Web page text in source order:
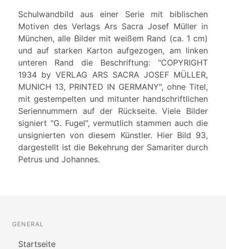
Schulwandbild aus einer Serie mit biblischen
Motiven des Verlags Ars Sacra Josef Müller in
München, alle Bilder mit weißem Rand (ca. 1 cm)
und auf starken Karton aufgezogen, am linken
unteren Rand die Beschriftung: "COPYRIGHT
1934 by VERLAG ARS SACRA JOSEF MÜLLER,
MUNICH 13, PRINTED IN GERMANY", ohne Titel,
mit gestempelten und mitunter handschriftlichen
Seriennummern auf der Rückseite. Viele Bilder
signiert "G. Fugel", vermutlich stammen auch die
unsignierten von diesem Künstler. Hier Bild 93,
dargestellt ist die Bekehrung der Samariter durch
Petrus und Johannes.
GENERAL
Startseite